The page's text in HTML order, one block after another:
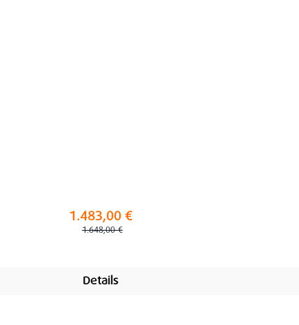
1.483,00 €
Regulärer Preis:
1.648,00 €
Details